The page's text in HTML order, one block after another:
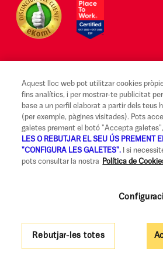
Avís legal i Condicions d'ús
Canal Alerta Ètica
Reclamacions
Codi de Bones Pràctiques
Govern Corporatiu i Política de Remuneracions
Aquest lloc web pot utilitzar cookies
fins analítics, i per mostrar-te publicitat
base a un perfil elaborat a partir dels teus
(per exemple, pàgines visitades). Pots
galetes prement el botó "Accepta
LES O REBUTJAR EL SEU ÚS PREMENT
"CONFIGURA LES GALETES". I si
pots consultar la nostra
Política de
Rebutjar-les totes